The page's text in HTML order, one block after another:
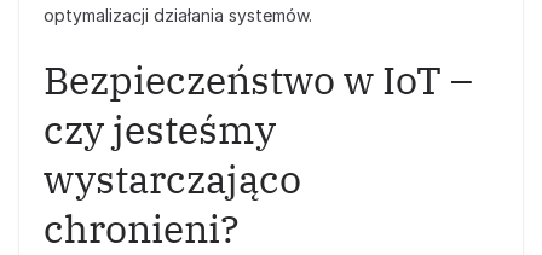
optymalizacji działania systemów.
Bezpieczeństwo w IoT –
czy jesteśmy
wystarczająco
chronieni?